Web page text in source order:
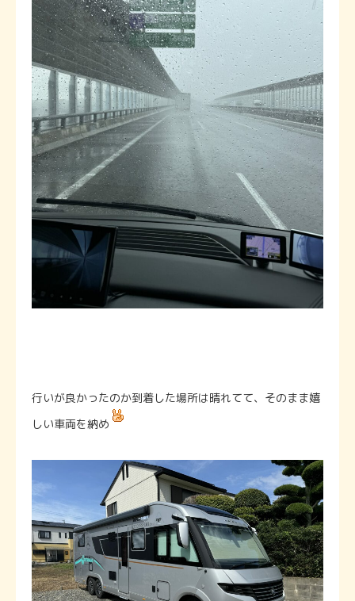
行いが良かったのか到着した場所は晴れてて、そのまま嬉
しい車両を納め